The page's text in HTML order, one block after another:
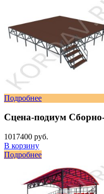
Подробнее
Сцена-подиум
1017400 руб.
В корзину
Подробнее